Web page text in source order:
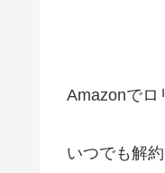
Amazonでロ
いつでも解